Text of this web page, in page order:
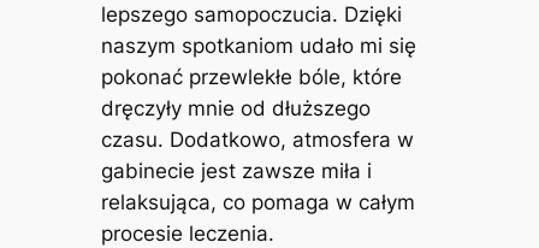
lepszego samopoczucia. Dzięki
naszym spotkaniom udało mi się
pokonać przewlekłe bóle, które
dręczyły mnie od dłuższego
czasu. Dodatkowo, atmosfera w
gabinecie jest zawsze miła i
relaksująca, co pomaga w całym
procesie leczenia.